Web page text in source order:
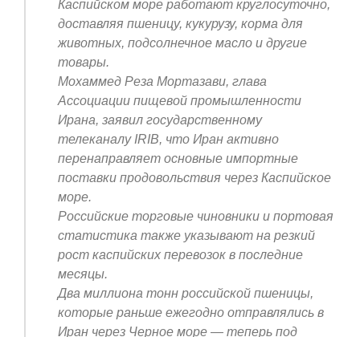
Каспийском море работают круглосуточно,
доставляя пшеницу, кукурузу, корма для
животных, подсолнечное масло и другие
товары.
Мохаммед Реза Мортазави, глава
Ассоциации пищевой промышленности
Ирана, заявил государственному
телеканалу IRIB, что Иран активно
перенаправляет основные импортные
поставки продовольствия через Каспийское
море.
Российские торговые чиновники и портовая
статистика также указывают на резкий
рост каспийских перевозок в последние
месяцы.
Два миллиона тонн российской пшеницы,
которые раньше ежегодно отправлялись в
Иран через Черное море — теперь под